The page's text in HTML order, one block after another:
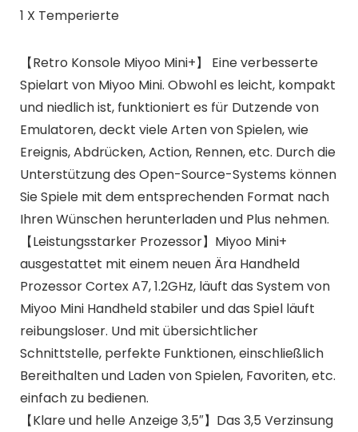
1 X Temperierte
【Retro Konsole Miyoo Mini+】 Eine verbesserte
Spielart von Miyoo Mini. Obwohl es leicht, kompakt
und niedlich ist, funktioniert es für Dutzende von
Emulatoren, deckt viele Arten von Spielen, wie
Ereignis, Abdrücken, Action, Rennen, etc. Durch die
Unterstützung des Open-Source-Systems können
Sie Spiele mit dem entsprechenden Format nach
Ihren Wünschen herunterladen und Plus nehmen.
【Leistungsstarker Prozessor】Miyoo Mini+
ausgestattet mit einem neuen Ära Handheld
Prozessor Cortex A7, 1.2GHz, läuft das System von
Miyoo Mini Handheld stabiler und das Spiel läuft
reibungsloser. Und mit übersichtlicher
Schnittstelle, perfekte Funktionen, einschließlich
Bereithalten und Laden von Spielen, Favoriten, etc.
einfach zu bedienen.
【Klare und helle Anzeige 3,5″】Das 3,5 Verzinsung